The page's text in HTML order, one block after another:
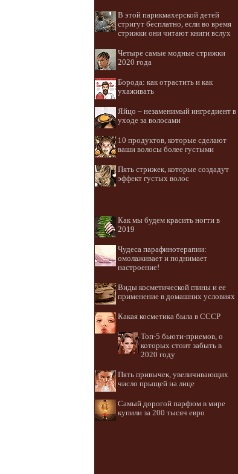
В этой парикмахерской детей
стригут бесплатно, если во время
стрижки они читают книги вслух
Четыре самые модные стрижки
2020 года
Борода: как отрастить и как
ухаживать
Яйцо – незаменимый ингредиент в
уходе за волосами
10 продуктов, которые сделают
ваши волосы более густыми
Пять стрижек, которые создадут
эффект густых волос
Как мы будем красить ногти в
2019
Чудеса парафинотерапии:
омолаживает и поднимает
настроение!
Виды косметической глины и ее
применение в домашних условиях
Какая косметика была в СССР
Топ-5 бьюти-приемов, о
которых стоит забыть в
2020 году
Пять привычек, увеличивающих
число прыщей на лице
Самый дорогой парфюм в мире
купили за 200 тысяч евро